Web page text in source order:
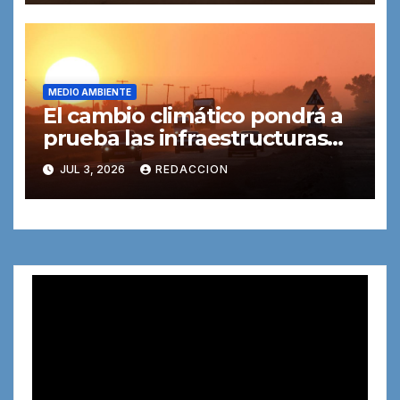
MEDIO AMBIENTE
El cambio climático pondrá a
prueba las infraestructuras
de transporte
JUL 3, 2026 REDACCION